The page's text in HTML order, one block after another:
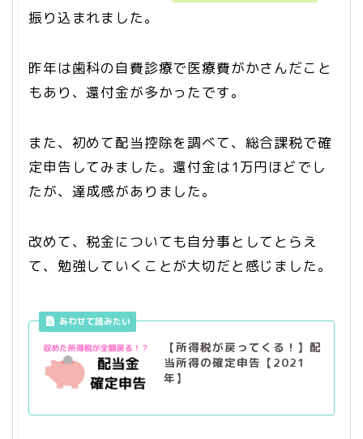
振り込まれました。
昨年は歯科の自費診療で医療費がかさんだこと
もあり、還付金が多かったです。
また、初めて配当控除を調べて、総合課税で確
定申告してみました。還付金は1万円ほどでし
たが、達成感がありました。
改めて、税金についても自分事としてとらえ
て、勉強していくことが大切だと感じました。
【所得税が戻ってくる！】配
当所得の確定申告【2021
年】